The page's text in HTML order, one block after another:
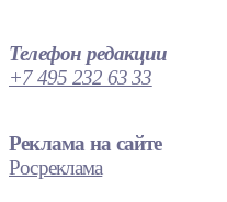
Телефон редакции
+7 495 232 63 33
Реклама на сайте
Росреклама